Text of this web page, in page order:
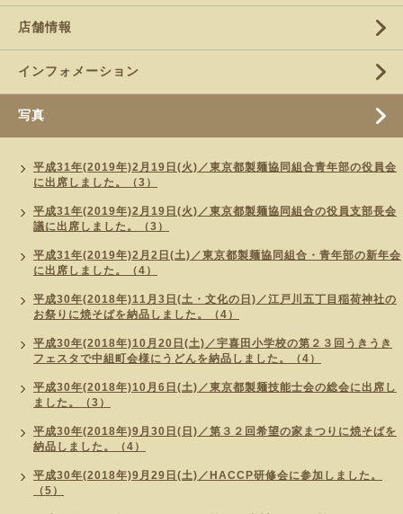
店舗情報
インフォメーション
写真
平成31年(2019年)2月19日(火)／東京都製麺協同組合青年部の役員会
に出席しました。（3）
平成31年(2019年)2月19日(火)／東京都製麺協同組合の役員支部長会
議に出席しました。（3）
平成31年(2019年)2月2日(土)／東京都製麺協同組合・青年部の新年会
に出席しました。（4）
平成30年(2018年)11月3日(土・文化の日)／江戸川五丁目稲荷神社の
お祭りに焼そばを納品しました。（4）
平成30年(2018年)10月20日(土)／宇喜田小学校の第２３回うきうき
フェスタで中組町会様にうどんを納品しました。（4）
平成30年(2018年)10月6日(土)／東京都製麺技能士会の総会に出席し
ました。（3）
平成30年(2018年)9月30日(日)／第３２回希望の家まつりに焼そばを
納品しました。（4）
平成30年(2018年)9月29日(土)／HACCP研修会に参加しました。
（5）